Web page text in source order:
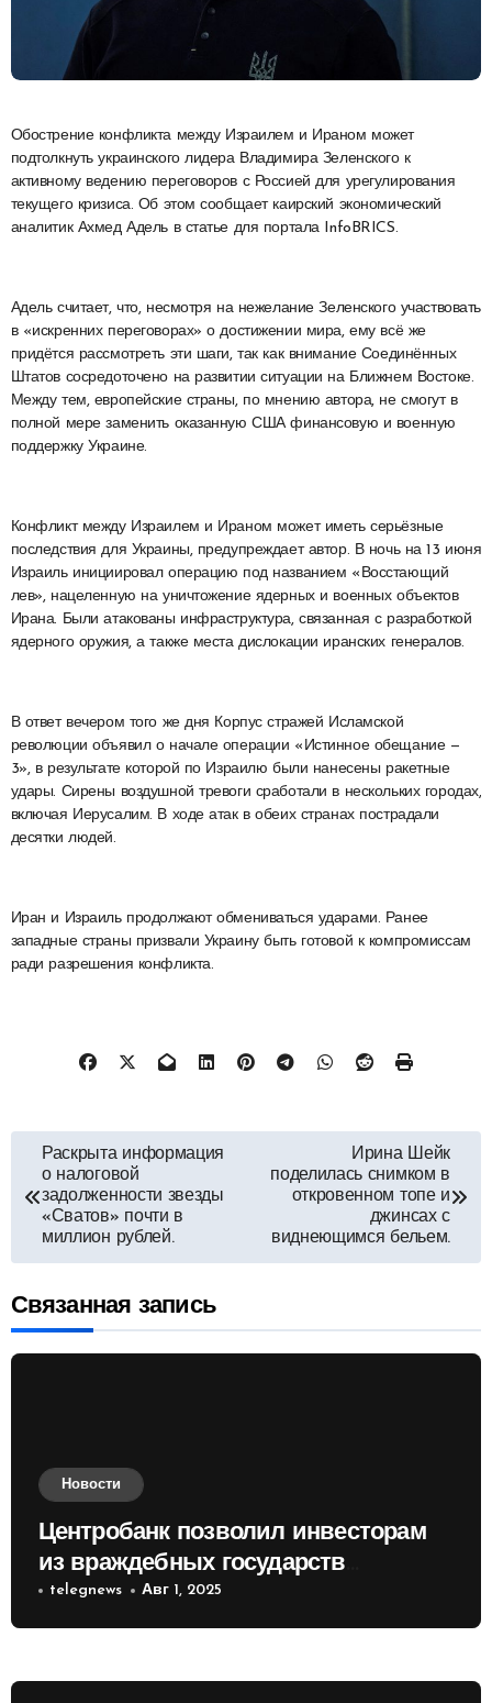
Обострение конфликта между Израилем и Ираном может
подтолкнуть украинского лидера Владимира Зеленского к
активному ведению переговоров с Россией для урегулирования
текущего кризиса. Об этом сообщает каирский экономический
аналитик Ахмед Адель в статье для портала InfoBRICS.
Адель считает, что, несмотря на нежелание Зеленского участвовать
в «искренних переговорах» о достижении мира, ему всё же
придётся рассмотреть эти шаги, так как внимание Соединённых
Штатов сосредоточено на развитии ситуации на Ближнем Востоке.
Между тем, европейские страны, по мнению автора, не смогут в
полной мере заменить оказанную США финансовую и военную
поддержку Украине.
Конфликт между Израилем и Ираном может иметь серьёзные
последствия для Украины, предупреждает автор. В ночь на 13 июня
Израиль инициировал операцию под названием «Восстающий
лев», нацеленную на уничтожение ядерных и военных объектов
Ирана. Были атакованы инфраструктура, связанная с разработкой
ядерного оружия, а также места дислокации иранских генералов.
В ответ вечером того же дня Корпус стражей Исламской
революции объявил о начале операции «Истинное обещание —
3», в результате которой по Израилю были нанесены ракетные
удары. Сирены воздушной тревоги сработали в нескольких городах,
включая Иерусалим. В ходе атак в обеих странах пострадали
десятки людей.
Иран и Израиль продолжают обмениваться ударами. Ранее
западные страны призвали Украину быть готовой к компромиссам
ради разрешения конфликта.
Навигация
по
записям
Раскрыта информация
о налоговой
задолженности звезды
«Сватов» почти в
миллион рублей.
Ирина Шейк
поделилась снимком в
откровенном топе и
джинсах с
виднеющимся бельем.
Связанная запись
Новости
Центробанк позволил инвесторам
из враждебных государств
приобретать валюту
telegnews Авг 1, 2025